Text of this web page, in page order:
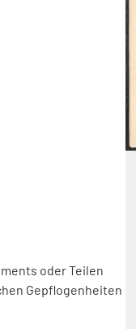
oder Teilen
Gepflogenheiten